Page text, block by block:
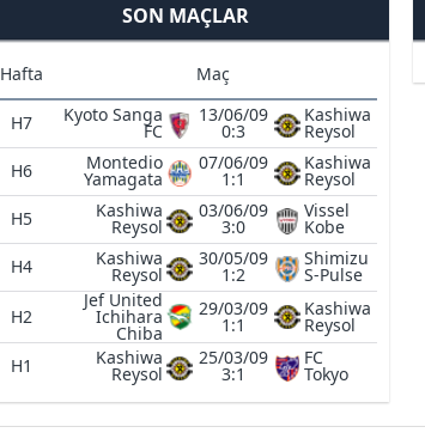
SON MAÇLAR
Hafta Maç
H7 Kyoto Sanga
FC
13/06/09
0:3
Kashiwa
Reysol
H6
Montedio
Yamagata
07/06/09
1:1
Kashiwa
Reysol
H5
Kashiwa
Reysol
03/06/09
3:0
Vissel
Kobe
H4
Kashiwa
Reysol
30/05/09
1:2
Shimizu
S-Pulse
H2
Jef United
Ichihara
Chiba
29/03/09
1:1
Kashiwa
Reysol
H1
Kashiwa
Reysol
25/03/09
3:1
FC
Tokyo